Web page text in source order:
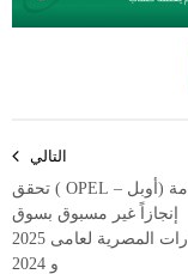
التالي
علامة (أوبل – OPEL ) تحقق
إنجازاً غير مسبوق بسوق
السيارات المصرية لعامى 2025
و 2024